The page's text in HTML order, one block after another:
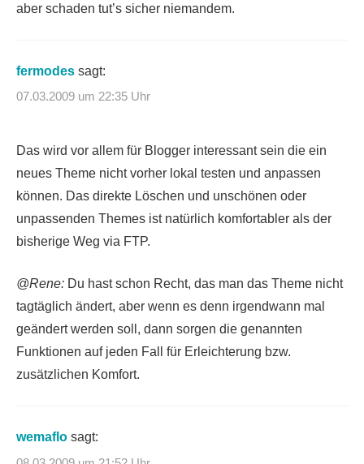
aber schaden tut’s sicher niemandem.
fermodes sagt:
07.03.2009 um 22:35 Uhr
Das wird vor allem für Blogger interessant sein die ein
neues Theme nicht vorher lokal testen und anpassen
können. Das direkte Löschen und unschönen oder
unpassenden Themes ist natürlich komfortabler als der
bisherige Weg via FTP.
@Rene: Du hast schon Recht, das man das Theme nicht
tagtäglich ändert, aber wenn es denn irgendwann mal
geändert werden soll, dann sorgen die genannten
Funktionen auf jeden Fall für Erleichterung bzw.
zusätzlichen Komfort.
wemaflo sagt: